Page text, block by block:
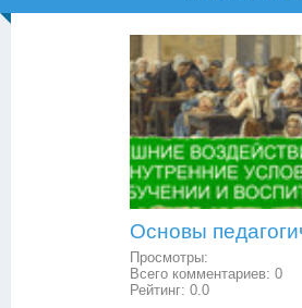
Просмотры:
Всего комментариев: 0
Рейтинг: 0.0